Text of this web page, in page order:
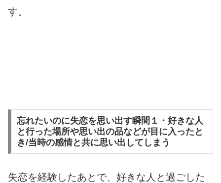
す。
忘れたいのに失恋を思い出す瞬間１・好きな人
と行った場所や思い出の品などが目に入ったと
き/当時の感情と共に思い出してしまう
失恋を経験したあとで、好きな人と過ごした